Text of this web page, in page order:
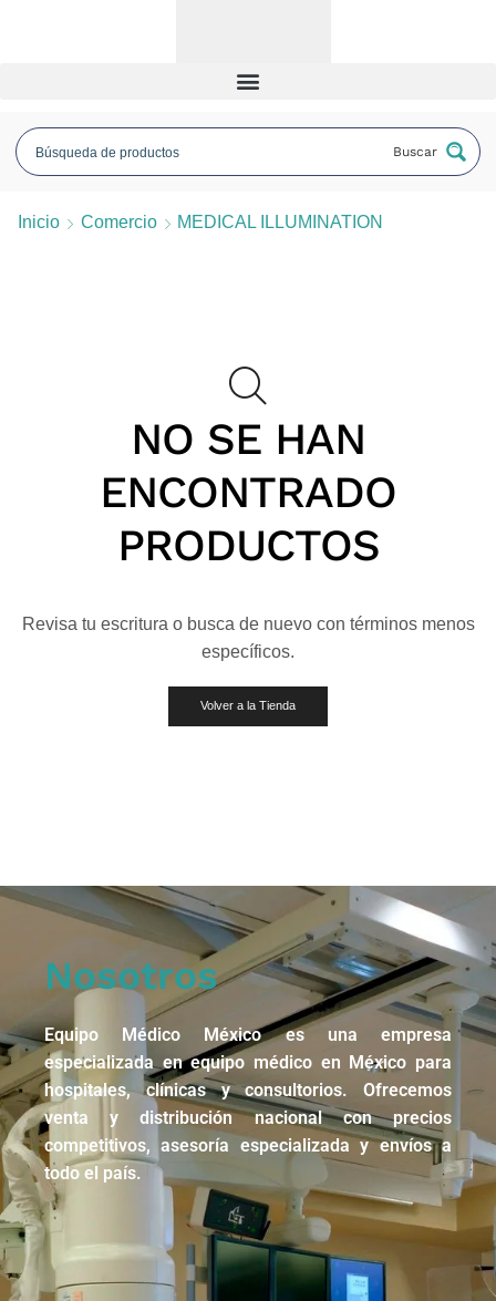
Buscar
Inicio Comercio MEDICAL ILLUMINATION
NO SE HAN
ENCONTRADO
PRODUCTOS
Revisa tu escritura o busca de nuevo con términos menos
específicos.
Volver a la Tienda
Nosotros
Equipo Médico México es una empresa
especializada en equipo médico en México para
hospitales, clínicas y consultorios. Ofrecemos
venta y distribución nacional con precios
competitivos, asesoría especializada y envíos a
todo el país.